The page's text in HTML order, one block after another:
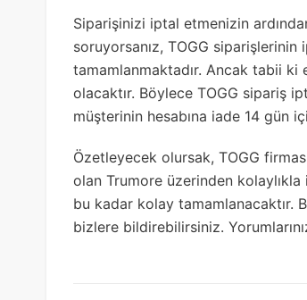
Siparişinizi iptal etmenizin
soruyorsanız, TOGG
tamamlanmaktadır. Ancak tabii
olacaktır. Böylece TOGG sipariş
müşterinin hesabına iade 14 gün
Özetleyecek olursak, TOGG
olan Trumore üzerinden
bu kadar kolay tamamlanacaktır.
bizlere bildirebilirsiniz.